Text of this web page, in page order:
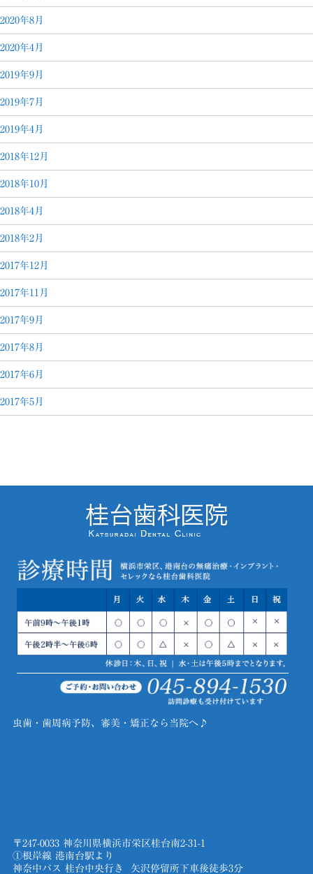
2020年8月
2020年4月
2019年9月
2019年7月
2019年4月
2018年12月
2018年10月
2018年4月
2018年2月
2017年12月
2017年11月
2017年9月
2017年8月
2017年6月
2017年5月
虫歯・歯周病予防、審美・矯正なら当院へ♪
〒247-0033 神奈川県横浜市栄区桂台南2-31-1
①根岸線 港南台駅より
神奈中バス 桂台中央行き 矢沢停留所下車後徒歩3分